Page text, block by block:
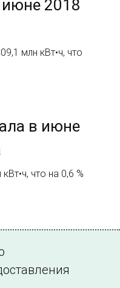
июне 2018
млн кВт•ч, что
в июне
что на 0,6 %